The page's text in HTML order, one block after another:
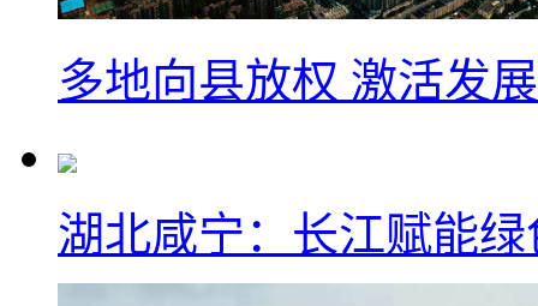
多地向县放权 激活发
湖北咸宁：长江赋能